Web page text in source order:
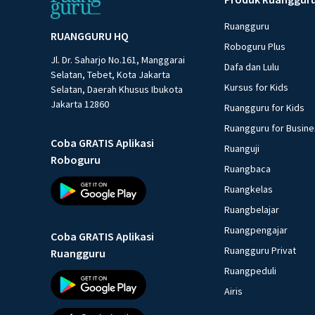
RUANGGURU HQ
Jl. Dr. Saharjo No.161, Manggarai
Selatan, Tebet, Kota Jakarta
Selatan, Daerah Khusus Ibukota
Jakarta 12860
Coba GRATIS Aplikasi
Roboguru
Coba GRATIS Aplikasi
Ruangguru
Ruangguru
Roboguru Plus
Dafa dan Lulu
Kursus for Kids
Ruangguru for Kids
Ruangguru for
Ruanguji
Ruangbaca
Ruangkelas
Ruangbelajar
Ruangpengajar
Ruangguru Privat
Ruangpeduli
Airis